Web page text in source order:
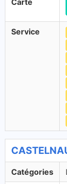
Carte
Service
Catégories